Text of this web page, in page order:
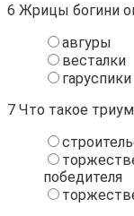
6 Жрицы богини
авгуры
весталки
гаруспики
7 Что такое
победителя